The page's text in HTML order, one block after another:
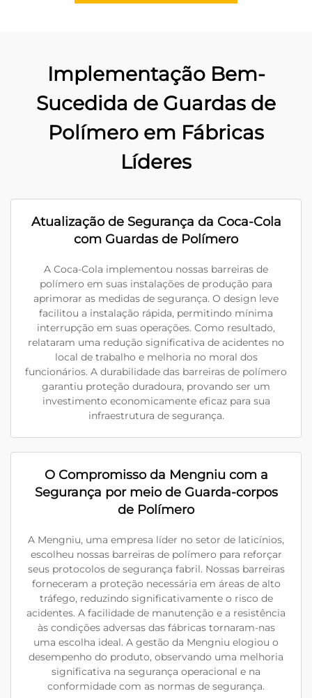
Implementação Bem-
Sucedida de Guardas de
Polímero em Fábricas
Líderes
Atualização de Segurança da Coca-Cola
com Guardas de Polímero
A Coca-Cola implementou nossas barreiras de
polímero em suas instalações de produção para
aprimorar as medidas de segurança. O design leve
facilitou a instalação rápida, permitindo mínima
interrupção em suas operações. Como resultado,
relataram uma redução significativa de acidentes no
local de trabalho e melhoria no moral dos
funcionários. A durabilidade das barreiras de polímero
garantiu proteção duradoura, provando ser um
investimento economicamente eficaz para sua
infraestrutura de segurança.
O Compromisso da Mengniu com a
Segurança por meio de Guarda-corpos
de Polímero
A Mengniu, uma empresa líder no setor de laticínios,
escolheu nossas barreiras de polímero para reforçar
seus protocolos de segurança fabril. Nossas barreiras
forneceram a proteção necessária em áreas de alto
tráfego, reduzindo significativamente o risco de
acidentes. A facilidade de manutenção e a resistência
às condições adversas das fábricas tornaram-nas
uma escolha ideal. A gestão da Mengniu elogiou o
desempenho do produto, observando uma melhoria
significativa na segurança operacional e na
conformidade com as normas de segurança.